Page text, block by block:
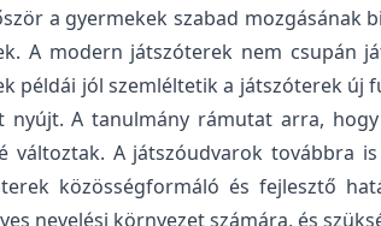
a gyermekek szabad mozgásának
A modern játszóterek nem csupán
példái jól szemléltetik a játszóterek
nyújt. A tanulmány rámutat arra,
változtak. A játszóudvarok továbbra
közösségformáló és fejlesztő
nevelési környezet számára, és